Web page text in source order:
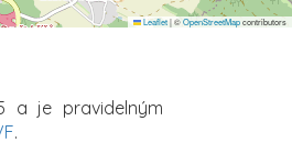
Leaflet|©OpenStreetMapcontributors
a je pravidelným
.